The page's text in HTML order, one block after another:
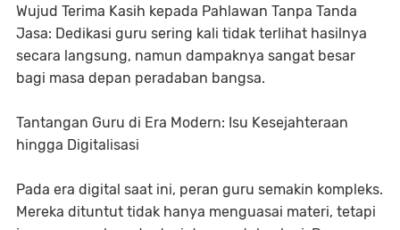
Wujud Terima Kasih kepada Pahlawan Tanpa Tanda
Jasa: Dedikasi guru sering kali tidak terlihat hasilnya
secara langsung, namun dampaknya sangat besar
bagi masa depan peradaban bangsa.
Tantangan Guru di Era Modern: Isu Kesejahteraan
hingga Digitalisasi
Pada era digital saat ini, peran guru semakin kompleks.
Mereka dituntut tidak hanya menguasai materi, tetapi